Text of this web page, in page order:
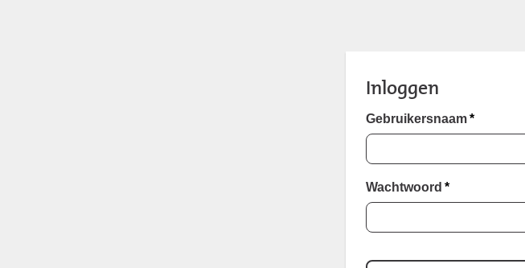
Inloggen
Gebruikersnaam *
Wachtwoord *